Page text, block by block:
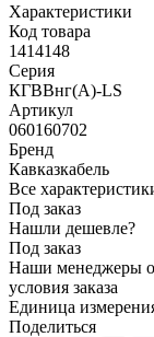
Характеристики
Код товара
1414148
Серия
КГВВнг(А)-LS
Артикул
060160702
Бренд
Кавказкабель
Все
Под заказ
Нашли дешевле?
Под заказ
Наши менеджеры
условия заказа
Единица
Поделиться